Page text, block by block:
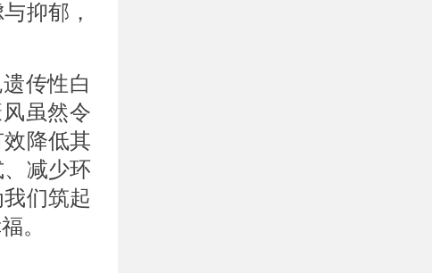
抑郁，
传性白
虽然令
降低其
减少环
们筑起
。